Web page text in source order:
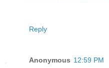
Reply
Anonymous 12:59 PM